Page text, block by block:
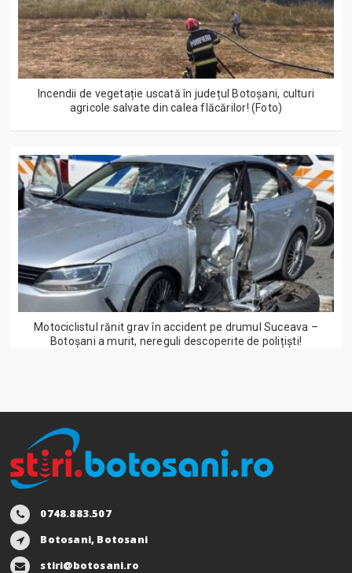
Incendii de vegetație uscată în județul Botoșani, culturi
agricole salvate din calea flăcărilor! (Foto)
Motociclistul rănit grav în accident pe drumul Suceava –
Botoșani a murit, nereguli descoperite de polițiști!
0748.883.507
Botosani, Botosani
stiri@botosani.ro